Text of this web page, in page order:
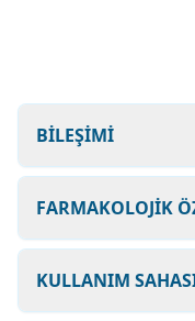
BİLEŞİMİ
FARMAKOLOJİK
KULLANIM